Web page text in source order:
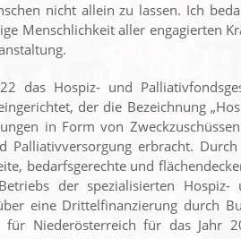
nicht allein zu lassen. Ich
Menschlichkeit aller engagierten
das Hospiz- und
der die Bezeichnung
in Form von
Palliativversorgung erbracht.
bedarfsgerechte und
der spezialisierten Hospiz-
eine Drittelfinanzierung durch
für Niederösterreich für das Jahr